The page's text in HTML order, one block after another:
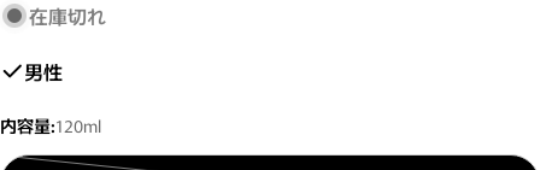
在庫切れ
男性
内容量:120ml